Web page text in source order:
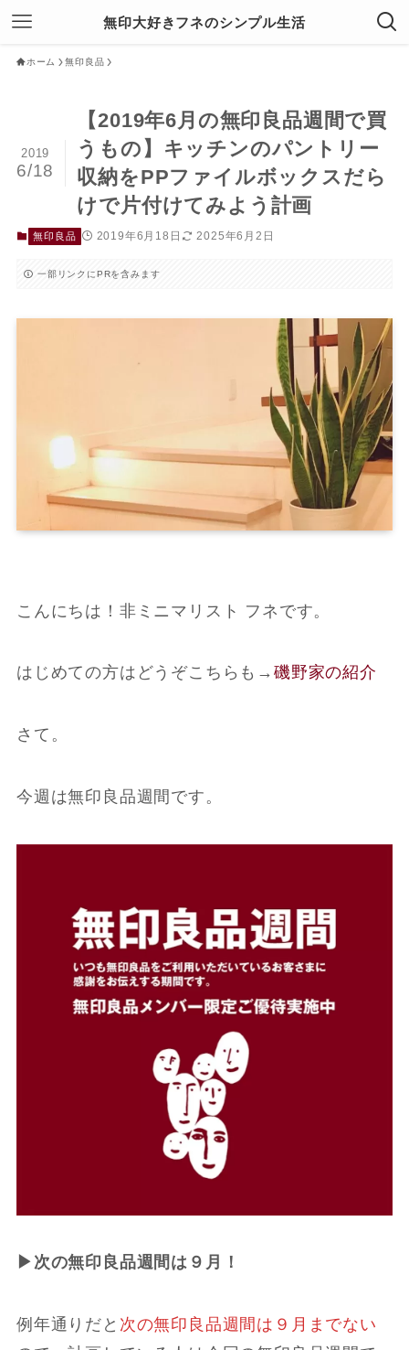
無印大好きフネのシンプル生活
ホーム 無印良品
【2019年6月の無印良品週間で買
うもの】キッチンのパントリー
収納をPPファイルボックスだら
けで片付けてみよう計画
2019
6/18
無印良品 2019年6月18日 2025年6月2日
一部リンクにPRを含みます
こんにちは！非ミニマリスト フネです。
はじめての方はどうぞこちらも →磯野家の紹介
さて。
今週は無印良品週間です。
▶︎次の無印良品週間は９月！
例年通りだと 次の無印良品週間は９月までない